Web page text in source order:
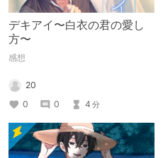
デキアイ〜白衣の君の愛し
方〜
感想
20
0
0 4 分